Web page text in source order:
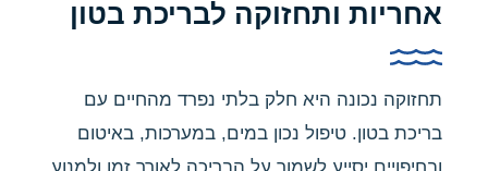
אחריות ותחזוקה לבריכת בטון
תחזוקה נכונה היא חלק בלתי נפרד מהחיים עם
בריכת בטון. טיפול נכון במים, במערכות, באיטום